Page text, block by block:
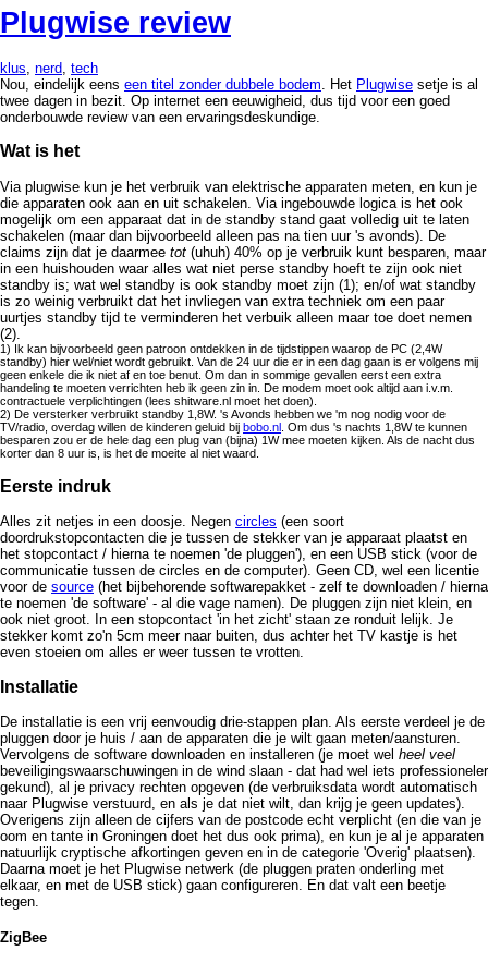
Plugwise review
klus nerd tech
Nou, eindelijk eens een titel zonder dubbele bodem . Het Plugwise setje is al
twee dagen in bezit. Op internet een eeuwigheid, dus tijd voor een goed
onderbouwde review van een ervaringsdeskundige.
Wat is het
Via plugwise kun je het verbruik van elektrische apparaten meten, en kun je
die apparaten ook aan en uit schakelen. Via ingebouwde logica is het ook
mogelijk om een apparaat dat in de standby stand gaat volledig uit te laten
schakelen (maar dan bijvoorbeeld alleen pas na tien uur 's avonds). De
claims zijn dat je daarmee tot (uhuh) 40% op je verbruik kunt besparen, maar
in een huishouden waar alles wat niet perse standby hoeft te zijn ook niet
standby is; wat wel standby is ook standby moet zijn (1); en/of wat standby
is zo weinig verbruikt dat het invliegen van extra techniek om een paar
uurtjes standby tijd te verminderen het verbuik alleen maar toe doet nemen
(2).
1) Ik kan bijvoorbeeld geen patroon ontdekken in de tijdstippen waarop de PC (2,4W
standby) hier wel/niet wordt gebruikt. Van de 24 uur die er in een dag gaan is er volgens mij
geen enkele die ik niet af en toe benut. Om dan in sommige gevallen eerst een extra
handeling te moeten verrichten heb ik geen zin in. De modem moet ook altijd aan i.v.m.
contractuele verplichtingen (lees shitware.nl moet het doen).
2) De versterker verbruikt standby 1,8W. 's Avonds hebben we 'm nog nodig voor de
TV/radio, overdag willen de kinderen geluid bij bobo.nl . Om dus 's nachts 1,8W te kunnen
besparen zou er de hele dag een plug van (bijna) 1W mee moeten kijken. Als de nacht dus
korter dan 8 uur is, is het de moeite al niet waard.
Eerste indruk
Alles zit netjes in een doosje. Negen circles (een soort
doordrukstopcontacten die je tussen de stekker van je apparaat plaatst en
het stopcontact / hierna te noemen 'de pluggen'), en een USB stick (voor de
communicatie tussen de circles en de computer). Geen CD, wel een licentie
voor de source (het bijbehorende softwarepakket - zelf te downloaden / hierna
te noemen 'de software' - al die vage namen). De pluggen zijn niet klein, en
ook niet groot. In een stopcontact 'in het zicht' staan ze ronduit lelijk. Je
stekker komt zo'n 5cm meer naar buiten, dus achter het TV kastje is het
even stoeien om alles er weer tussen te vrotten.
Installatie
De installatie is een vrij eenvoudig drie-stappen plan. Als eerste verdeel je de
pluggen door je huis / aan de apparaten die je wilt gaan meten/aansturen.
Vervolgens de software downloaden en installeren (je moet wel heel veel
beveiligingswaarschuwingen in de wind slaan - dat had wel iets professioneler
gekund), al je privacy rechten opgeven (de verbruiksdata wordt automatisch
naar Plugwise verstuurd, en als je dat niet wilt, dan krijg je geen updates).
Overigens zijn alleen de cijfers van de postcode echt verplicht (en die van je
oom en tante in Groningen doet het dus ook prima), en kun je al je apparaten
natuurlijk cryptische afkortingen geven en in de categorie 'Overig' plaatsen).
Daarna moet je het Plugwise netwerk (de pluggen praten onderling met
elkaar, en met de USB stick) gaan configureren. En dat valt een beetje
tegen.
ZigBee